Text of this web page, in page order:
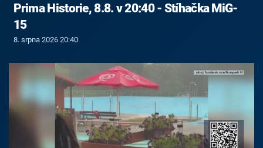
Prima Historie, 8.8. v 20:40 - Stíhačka MiG-
15
8. srpna 2026 20:40